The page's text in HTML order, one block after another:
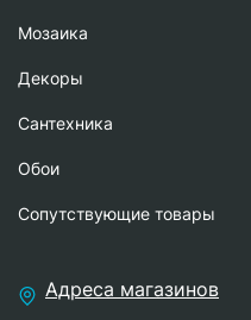
Мозаика
Декоры
Сантехника
Обои
Сопутствующие товары
Адреса магазинов